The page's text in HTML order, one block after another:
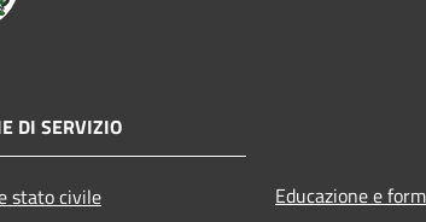
DI SERVIZIO
stato civile
Educazione e